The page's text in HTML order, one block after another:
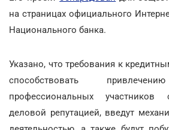
на страницах официального
Национального банка.
Указано, что требования к
способствовать
профессиональных участников
деловой репутацией, введут